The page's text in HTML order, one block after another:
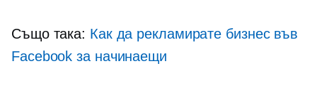
Също така: Как да рекламирате бизнес във
Facebook за начинаещи